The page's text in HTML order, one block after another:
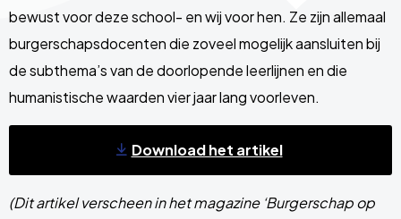
bewust voor deze school- en wij voor hen. Ze zijn allemaal
burgerschapsdocenten die zoveel mogelijk aansluiten bij
de subthema’s van de doorlopende leerlijnen en die
humanistische waarden vier jaar lang voorleven.
Download het artikel
(Dit artikel verscheen in het magazine ‘Burgerschap op